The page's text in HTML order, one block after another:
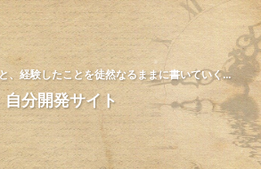
、経験したことを徒然なるままに書いていく…
自分開発サイト